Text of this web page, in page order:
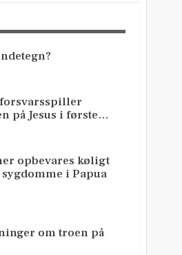
forsvarsspiller
på Jesus i første…
opbevares køligt
i Papua
om troen på